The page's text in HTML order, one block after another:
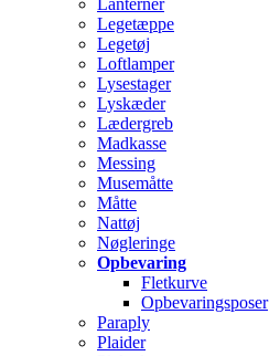
Lanterner
Legetæppe
Legetøj
Loftlamper
Lysestager
Lyskæder
Lædergreb
Madkasse
Messing
Musemåtte
Måtte
Nattøj
Nøgleringe
Opbevaring
Fletkurve
Opbevaringsposer
Paraply
Plaider